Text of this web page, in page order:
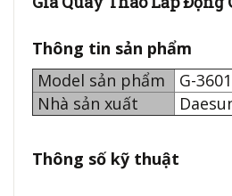
Thông tin sản phẩm
Model sản phẩm
G-
Nhà sản xuất
Thông số kỹ thuật